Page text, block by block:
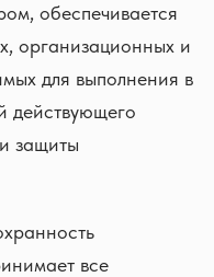
обеспечивается
организационных и
для выполнения в
действующего
защиты
все